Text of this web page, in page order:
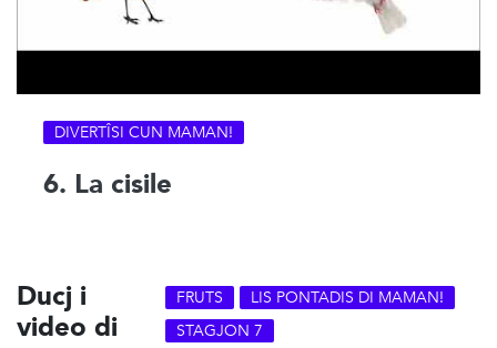
DIVERTÎSI CUN MAMAN!
6. La cisile
Ducj i
video di
FRUTS
LIS PONTADIS DI MAMAN!
STAGJON 7